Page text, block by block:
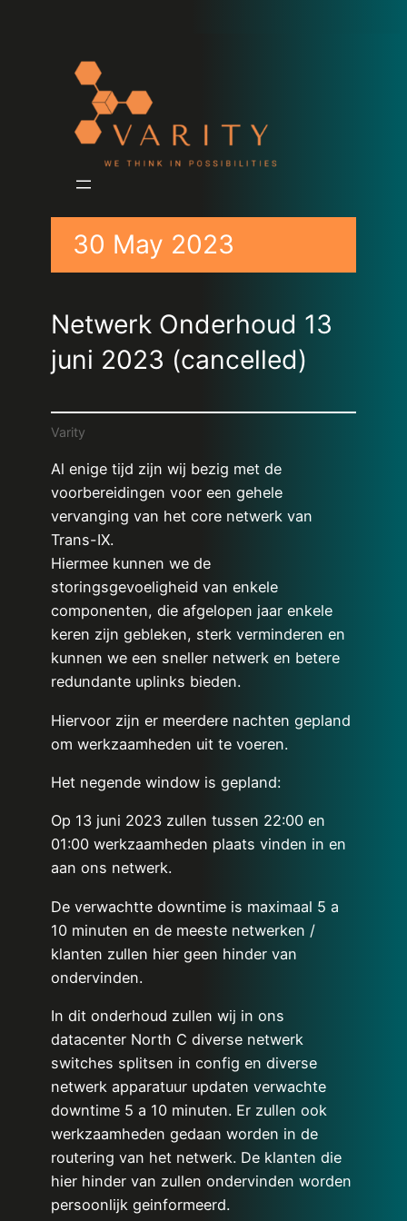
30 May 2023
Netwerk Onderhoud 13
juni 2023 (cancelled)
Varity
Al enige tijd zijn wij bezig met de
voorbereidingen voor een gehele
vervanging van het core netwerk van
Trans-IX.
Hiermee kunnen we de
storingsgevoeligheid van enkele
componenten, die afgelopen jaar enkele
keren zijn gebleken, sterk verminderen en
kunnen we een sneller netwerk en betere
redundante uplinks bieden.
Hiervoor zijn er meerdere nachten gepland
om werkzaamheden uit te voeren.
Het negende window is gepland:
Op 13 juni 2023 zullen tussen 22:00 en
01:00 werkzaamheden plaats vinden in en
aan ons netwerk.
De verwachtte downtime is maximaal 5 a
10 minuten en de meeste netwerken /
klanten zullen hier geen hinder van
ondervinden.
In dit onderhoud zullen wij in ons
datacenter North C diverse netwerk
switches splitsen in config en diverse
netwerk apparatuur updaten verwachte
downtime 5 a 10 minuten. Er zullen ook
werkzaamheden gedaan worden in de
routering van het netwerk. De klanten die
hier hinder van zullen ondervinden worden
persoonlijk geinformeerd.